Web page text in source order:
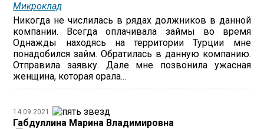
Микроклад
Никогда не числилась в рядах должников в данной
компании. Всегда оплачивала займы во время
Однажды находясь на территории Турции мне
понадобился займ. Обратилась в данную компанию.
Отправила заявку. Дале мне позвонила ужасная
женщина, которая орала...
14.09.2021
Габдуллина Марина Владимировна